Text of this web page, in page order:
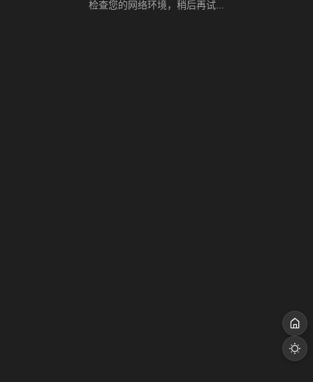
检查您的网络环境，稍后再试...